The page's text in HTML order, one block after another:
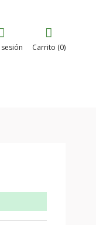
Carrito (0)